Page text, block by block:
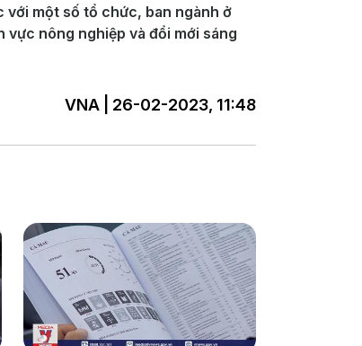
với một số tổ chức, ban ngành ở
nông nghiệp và đổi mới sáng
VNA | 26-02-2023, 11:48